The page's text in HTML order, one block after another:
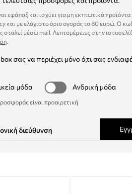
εφάπαξ και ισχύει για μη εκπτωτικά προϊόντα
και με ελάχιστο όριο αγοράς τα 80 ευρώ. Ο
σταλεί μέσω mail. Λεπτομέρειες στην
.
σας να περιέχει μόνο ό,τι σας
μόδα
Ανδρική μόδα
είναι προαιρετική